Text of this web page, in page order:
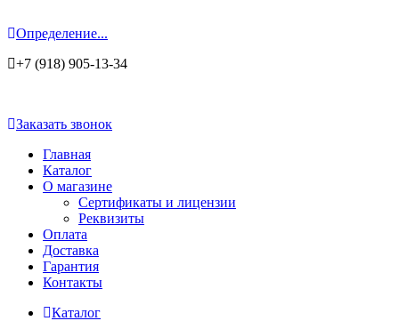
Определение...
+7 (918) 905-13-34
Заказать звонок
Главная
Каталог
О магазине
Сертификаты и лицензии
Реквизиты
Оплата
Доставка
Гарантия
Контакты
Каталог